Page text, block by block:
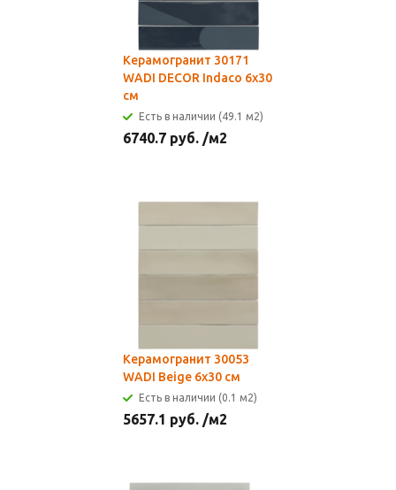
Керамогранит 30171
WADI DECOR Indaco 6x30
см
Есть в наличии (49.1 м2)
6740.7 руб. /м2
Керамогранит 30053
WADI Beige 6x30 см
Есть в наличии (0.1 м2)
5657.1 руб. /м2